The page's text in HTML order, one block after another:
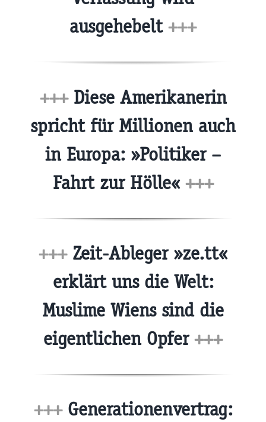
ausgehebelt +++
+++Diese Amerikanerin
spricht für Millionen auch
in Europa: »Politiker –
Fahrt zur Hölle« +++
+++Zeit-Ableger »ze.tt«
erklärt uns die Welt:
Muslime Wiens sind die
eigentlichen Opfer+++
+++Generationenvertrag: